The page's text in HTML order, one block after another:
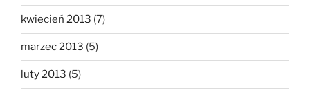
kwiecień 2013 (7)
marzec 2013 (5)
luty 2013 (5)